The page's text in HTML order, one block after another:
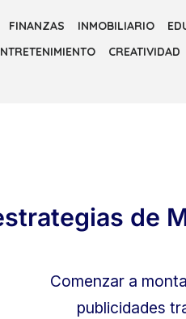
FINANZAS INMOBILIARIO
CREATIVIDAD
de
Comenzar a
publicidades